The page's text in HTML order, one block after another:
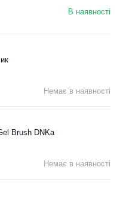
В наявності
Немає в наявності
Brush DNKa
Немає в наявності